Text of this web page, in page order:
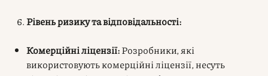
Рівень ризику та відповідальності:
Комерційні ліцензії:Розробники, які
використовують комерційні ліцензії, несуть